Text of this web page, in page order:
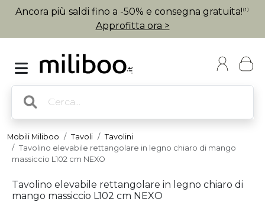
Ancora più saldi fino a -50% e consegna gratuita! (1)
Approfitta ora >
Mobili Miliboo Tavoli
Tavolini
Tavolino elevabile rettangolare in legno chiaro di mango
massiccio L102 cm NEXO
Tavolino elevabile rettangolare in legno chiaro di
mango massiccio L102 cm NEXO